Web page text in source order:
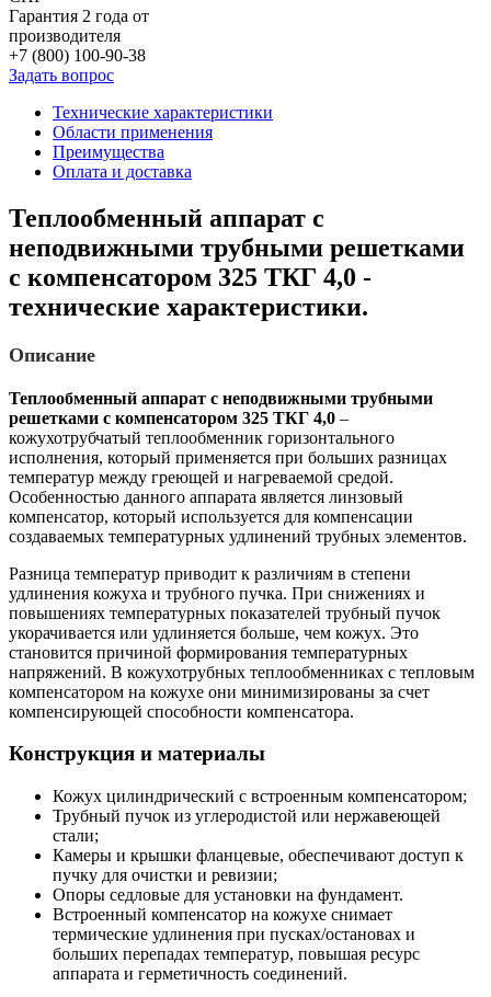
Гарантия 2 года от
производителя
+7 (800) 100-90-38
Задать вопрос
Технические характеристики
Области применения
Преимущества
Оплата и доставка
Теплообменный аппарат с
неподвижными трубными решетками
с компенсатором 325 ТКГ 4,0 -
технические характеристики.
Описание
Теплообменный аппарат с неподвижными трубными
решетками с компенсатором 325 ТКГ 4,0 –
кожухотрубчатый теплообменник горизонтального
исполнения, который применяется при больших разницах
температур между греющей и нагреваемой средой.
Особенностью данного аппарата является линзовый
компенсатор, который используется для компенсации
создаваемых температурных удлинений трубных элементов.
Разница температур приводит к различиям в степени
удлинения кожуха и трубного пучка. При снижениях и
повышениях температурных показателей трубный пучок
укорачивается или удлиняется больше, чем кожух. Это
становится причиной формирования температурных
напряжений. В кожухотрубных теплообменниках с тепловым
компенсатором на кожухе они минимизированы за счет
компенсирующей способности компенсатора.
Конструкция и материалы
Кожух цилиндрический с встроенным компенсатором;
Трубный пучок из углеродистой или нержавеющей
стали;
Камеры и крышки фланцевые, обеспечивают доступ к
пучку для очистки и ревизии;
Опоры седловые для установки на фундамент.
Встроенный компенсатор на кожухе снимает
термические удлинения при пусках/остановах и
больших перепадах температур, повышая ресурс
аппарата и герметичность соединений.